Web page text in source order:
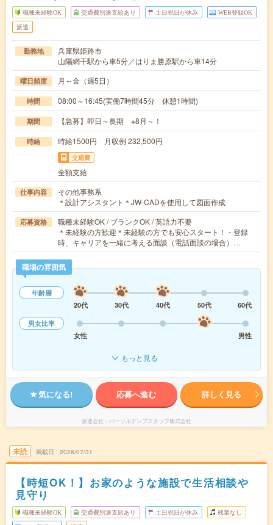
職種未経験OK 交通費別途支給あり 土日祝日が休み WEB登録OK
派遣
勤務地
兵庫県姫路市
山陽網干駅から車5分／はりま勝原駅から車14分
曜日頻度 月～金（週5日）
時間 08:00～16:45(実働7時間45分 休憩1時間)
期間 【急募】即日～長期 ※8月～！
時給 時給1500円 月収例 232,500円
交通費
全額支給
仕事内容
その他事務系
＊設計アシスタント＊JW-CADを使用して図面作成
応募資格
職種未経験OK / ブランクOK / 英語力不要
＊未経験の方歓迎＊未経験の方でも安心スタート！・登録
時、キャリアを一緒に考える面談（電話面談の場合）…
職場の雰囲気
年齢層
20代
30代 40代 50代
60代
男女比率
女性
男性
もっと見る
気になる! 応募へ進む 詳しく見る
派遣会社 パーソルテンプスタッフ株式会社
未読 掲載日 2026/07/31
【時短OK！】お家のような施設で生活相談や
見守り
職種未経験OK 交通費別途支給あり 土日祝日が休み 残業なし